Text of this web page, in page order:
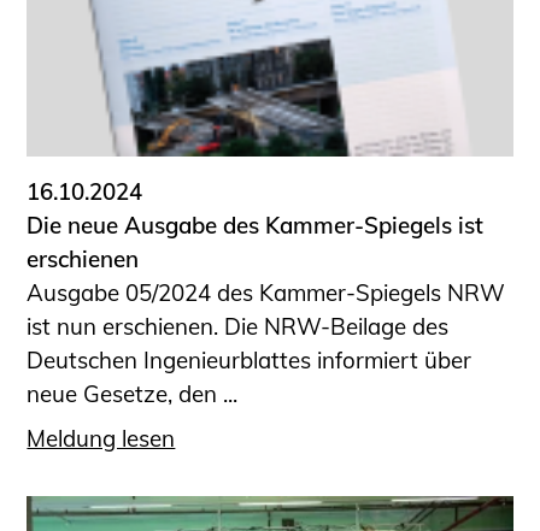
16.10.2024
Die neue Ausgabe des Kammer-Spiegels ist
erschienen
Ausgabe 05/2024 des Kammer-Spiegels NRW
ist nun erschienen. Die NRW-Beilage des
Deutschen Ingenieurblattes informiert über
neue Gesetze, den ...
Meldung lesen